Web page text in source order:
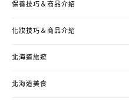
保養技巧＆商品介紹
化妝技巧＆商品介紹
北海道旅遊
北海道美食